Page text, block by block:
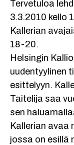
Tervetuloa
3.3.2010 kello
Kallerian
18-20.
Helsingin
uudentyylinen
esittelyyn.
Taitelija saa
sen
Kallerian avaa
jossa on esillä